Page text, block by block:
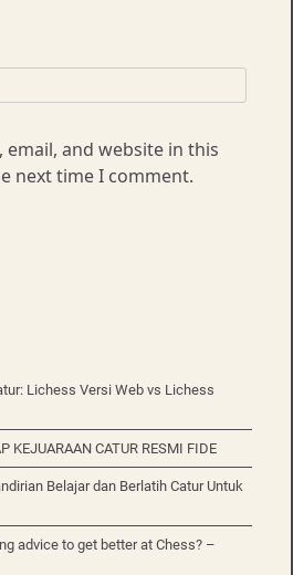
email, and website in this
next time I comment.
Lichess Versi Web vs Lichess
KEJUARAAN CATUR RESMI FIDE
Belajar dan Berlatih Catur Untuk
advice to get better at Chess? –